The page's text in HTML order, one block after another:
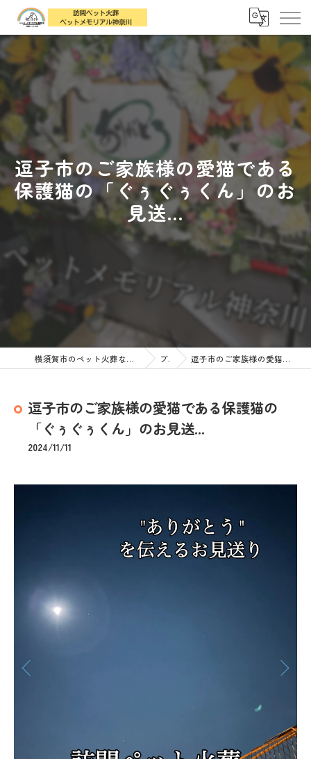
逗子市のご家族様の愛猫である
保護猫の「ぐぅぐぅくん」のお
見送...
横須賀市のペット火葬なら訪問ペット火葬 ペットメモリアル神奈川 ブログ 逗子市のご家族様の愛猫である保護猫の「ぐぅぐぅくん」のお見送...
逗子市のご家族様の愛猫である保護猫の
「ぐぅぐぅくん」のお見送...
2024/11/11